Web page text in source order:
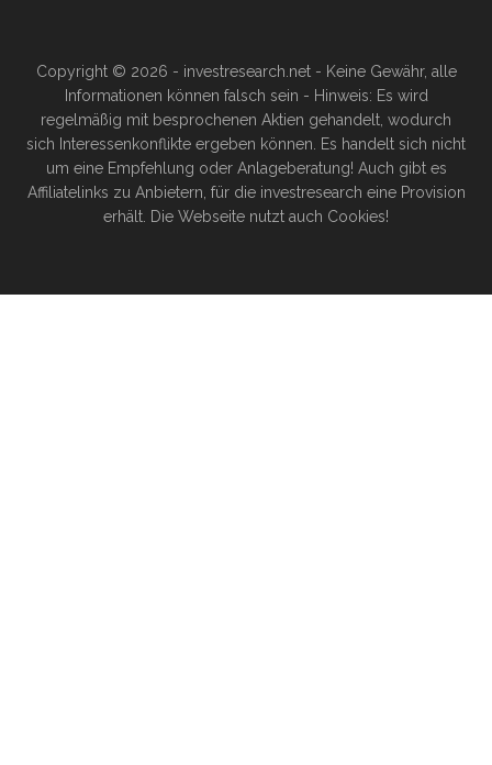
Copyright © 2026 - investresearch.net - Keine Gewähr, alle
Informationen können falsch sein - Hinweis: Es wird
regelmäßig mit besprochenen Aktien gehandelt, wodurch
sich Interessenkonflikte ergeben können. Es handelt sich nicht
um eine Empfehlung oder Anlageberatung! Auch gibt es
Affiliatelinks zu Anbietern, für die investresearch eine Provision
erhält. Die Webseite nutzt auch Cookies!